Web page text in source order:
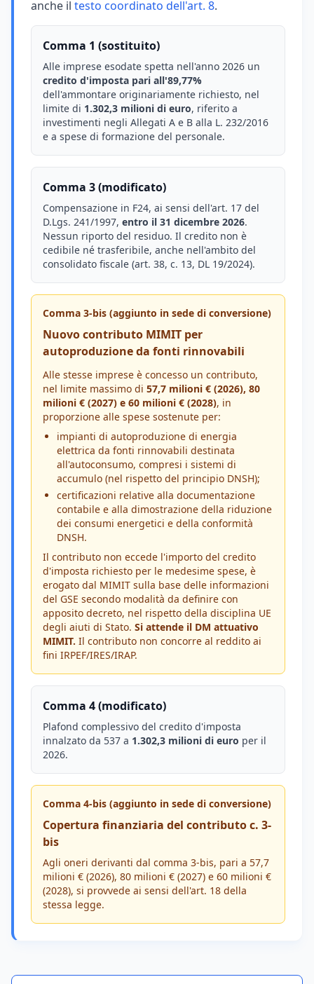
anche il testo coordinato dell'art. 8.
Comma 1 (sostituito)
Alle imprese esodate spetta nell'anno 2026 un
credito d'imposta pari all'89,77%
dell'ammontare originariamente richiesto, nel
limite di 1.302,3 milioni di euro, riferito a
investimenti negli Allegati A e B alla L. 232/2016
e a spese di formazione del personale.
Comma 3 (modificato)
Compensazione in F24, ai sensi dell'art. 17 del
D.Lgs. 241/1997, entro il 31 dicembre 2026.
Nessun riporto del residuo. Il credito non è
cedibile né trasferibile, anche nell'ambito del
consolidato fiscale (art. 38, c. 13, DL 19/2024).
Comma 3-bis (aggiunto in sede di conversione)
Nuovo contributo MIMIT per
autoproduzione da fonti rinnovabili
Alle stesse imprese è concesso un contributo,
nel limite massimo di 57,7 milioni € (2026), 80
milioni € (2027) e 60 milioni € (2028), in
proporzione alle spese sostenute per:
impianti di autoproduzione di energia
elettrica da fonti rinnovabili destinata
all'autoconsumo, compresi i sistemi di
accumulo (nel rispetto del principio DNSH);
certificazioni relative alla documentazione
contabile e alla dimostrazione della riduzione
dei consumi energetici e della conformità
DNSH.
Il contributo non eccede l'importo del credito
d'imposta richiesto per le medesime spese, è
erogato dal MIMIT sulla base delle informazioni
del GSE secondo modalità da definire con
apposito decreto, nel rispetto della disciplina UE
degli aiuti di Stato. Si attende il DM attuativo
MIMIT. Il contributo non concorre al reddito ai
fini IRPEF/IRES/IRAP.
Comma 4 (modificato)
Plafond complessivo del credito d'imposta
innalzato da 537 a 1.302,3 milioni di euro per il
2026.
Comma 4-bis (aggiunto in sede di conversione)
Copertura finanziaria del contributo c. 3-
bis
Agli oneri derivanti dal comma 3-bis, pari a 57,7
milioni € (2026), 80 milioni € (2027) e 60 milioni €
(2028), si provvede ai sensi dell'art. 18 della
stessa legge.